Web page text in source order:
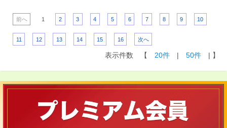
前へ 1 2 3 4 5 6 7 8 9 10
11 12 13 14 15 16 次へ
表示件数 【 20件 | 50件 | 】